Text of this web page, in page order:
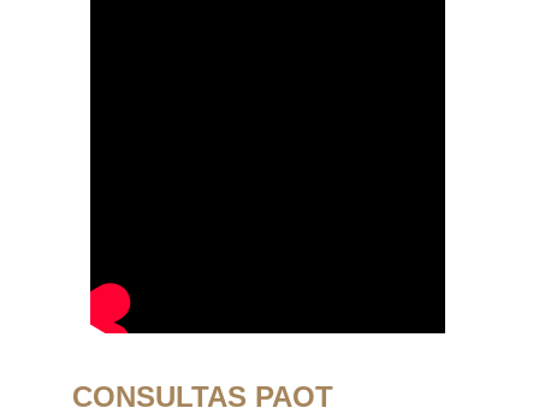
CONSULTAS PAOT